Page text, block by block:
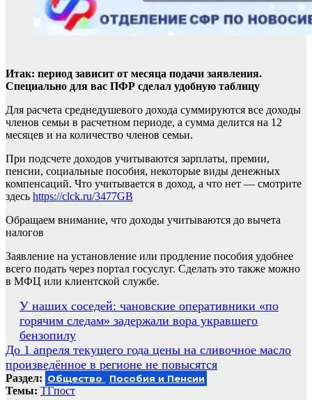
Итак: период зависит от месяца подачи заявления.
Специально для вас ПФР сделал удобную таблицу
Для расчета среднедушевого дохода суммируются все доходы
членов семьи в расчетном периоде, а сумма делится на 12
месяцев и на количество членов семьи.
При подсчете доходов учитываются зарплаты, премии,
пенсии, социальные пособия, некоторые виды денежных
компенсаций. Что учитывается в доход, а что нет — смотрите
здесь https://clck.ru/3477GB
Обращаем внимание, что доходы учитываются до вычета
налогов
Заявление на установление или продление пособия удобнее
всего подать через портал госуслуг. Сделать это также можно
в МФЦ или клиентской службе.
Навигация
по
записям
У наших соседей: чановские оперативники «по
горячим следам» задержали вора укравшего
бензопилу
До 1 апреля текущего года цены на сливочное масло
произведённое в регионе не повысятся
Раздел: Общество Пособия и Пенсии
Темы: ТГпост